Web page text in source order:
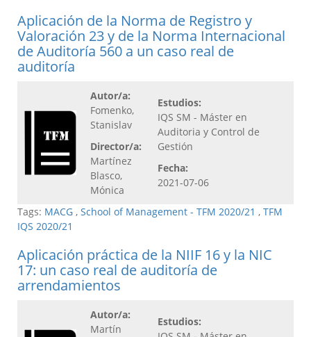
Aplicación de la Norma de Registro y
Valoración 23 y de la Norma Internacional
de Auditoría 560 a un caso real de
auditoría
Autor/a:
Fomenko,
Stanislav
Director/a:
Martínez
Blasco,
Mónica
Estudios:
IQS SM - Máster en
Auditoria y Control de
Gestión
Fecha:
2021-07-06
Tags: MACG , School of Management - TFM 2020/21 , TFM
IQS 2020/21
Aplicación práctica de la NIIF 16 y la NIC
17: un caso real de auditoría de
arrendamientos
Autor/a:
Martín
Estudios: